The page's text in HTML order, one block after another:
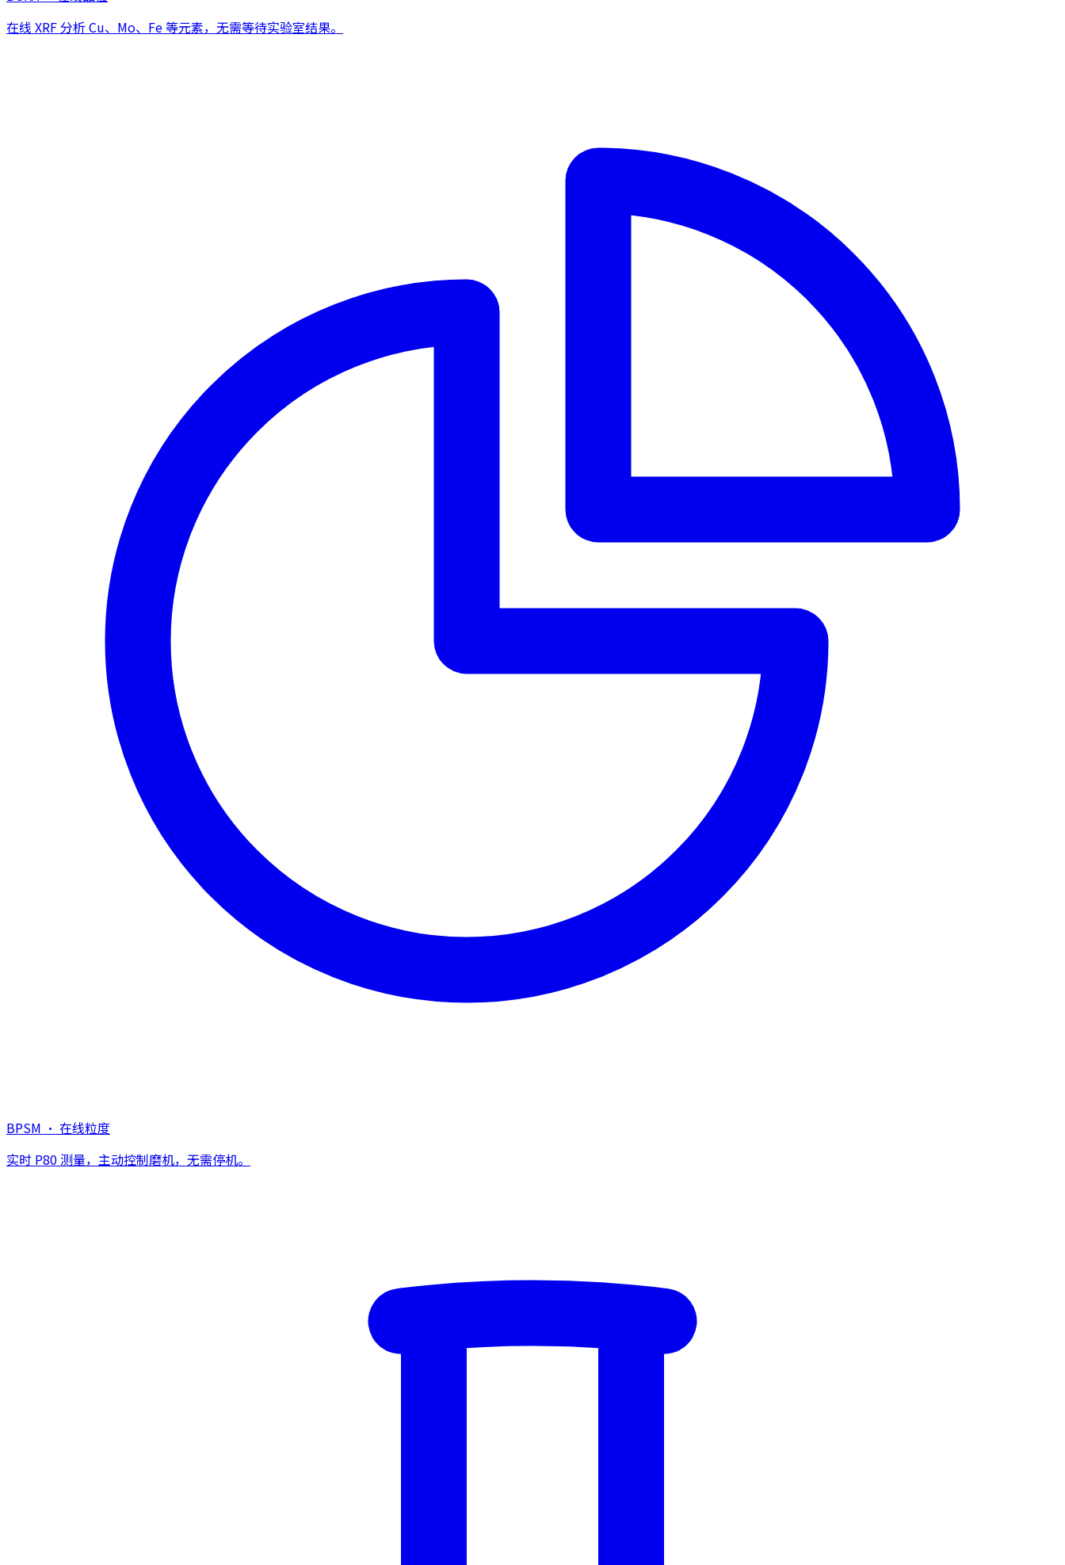
在线 XRF 分析 Cu、Mo、Fe 等元素，无需等待实验室结果。
BPSM · 在线粒度
实时 P80 测量，主动控制磨机，无需停机。